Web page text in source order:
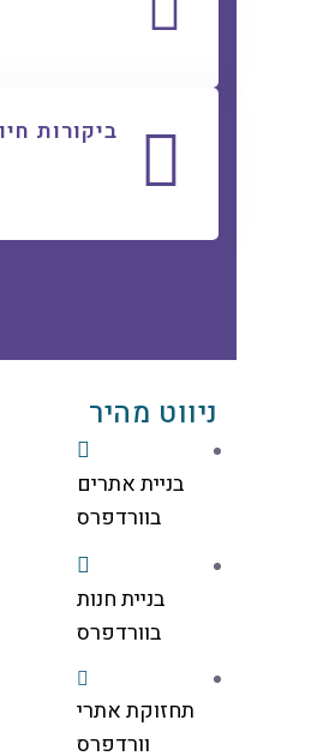
ביקורות
ניווט מהיר
בניית אתרים
בוורדפרס
בניית חנות
בוורדפרס
תחזוקת אתרי
וורדפרס